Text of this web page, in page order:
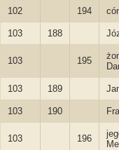
102 194
103 188
103 195
103 189
103 190
103 196